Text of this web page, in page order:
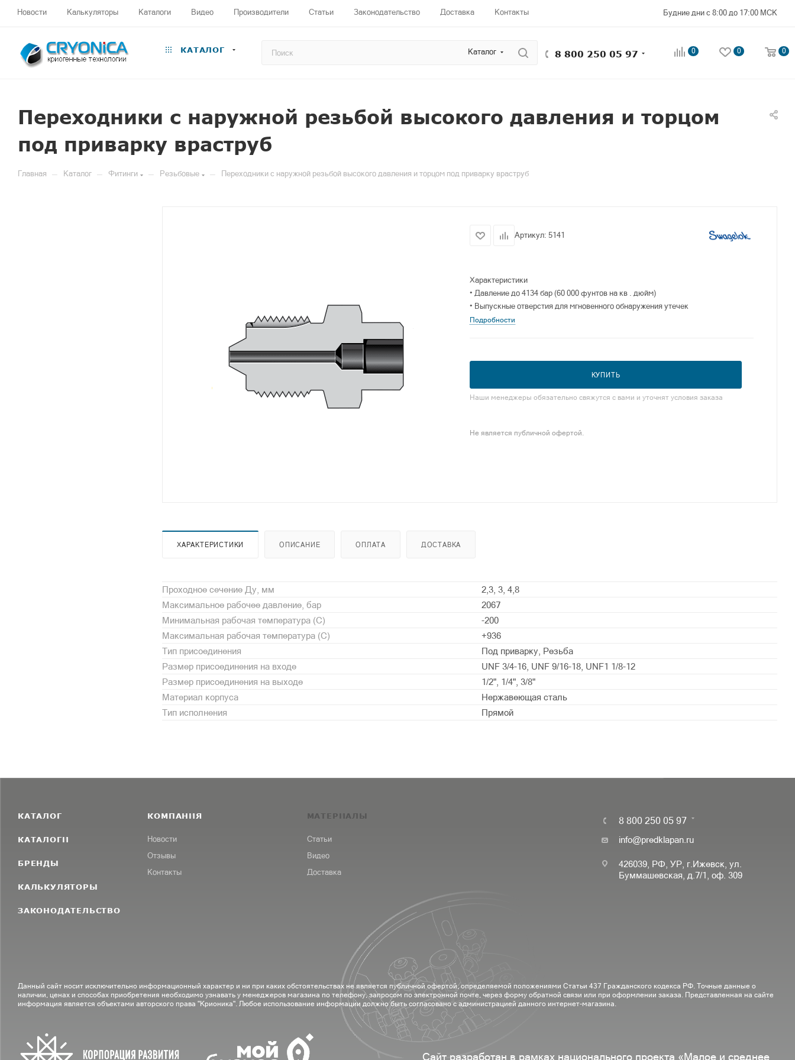
Новости Калькуляторы Каталоги Видео Производители Статьи Законодательство Доставка Контакты Будние дни с 8:00 до 17:00 МСК
КАТАЛОГ Каталог 8 800 250 05 97 0 0 0
Переходники с наружной резьбой высокого давления и торцом
под приварку враструб
Главная — Каталог — Фитинги — Резьбовые — Переходники с наружной резьбой высокого давления и торцом под приварку враструб
Артикул: 5141
Характеристики
• Давление до 4134 бар (60 000 фунтов на кв . дюйм)
• Выпускные отверстия для мгновенного обнаружения утечек
Подробности
КУПИТЬ
Наши менеджеры обязательно свяжутся с вами и уточнят условия заказа
Не является публичной офертой.
ХАРАКТЕРИСТИКИ ОПИСАНИЕ ОПЛАТА ДОСТАВКА
Проходное сечение Ду, мм
2,3, 3, 4,8
Максимальное рабочее давление, бар
2067
Минимальная рабочая температура (С)
-200
Максимальная рабочая температура (С)
+936
Тип присоединения
Под приварку, Резьба
Размер присоединения на входе
UNF 3/4-16, UNF 9/16-18, UNF1 1/8-12
Размер присоединения на выходе
1/2", 1/4", 3/8"
Материал корпуса
Нержавеющая сталь
Тип исполнения
Прямой
КАТАЛОГ
КАТАЛОГИ
БРЕНДЫ
КАЛЬКУЛЯТОРЫ
ЗАКОНОДАТЕЛЬСТВО
КОМПАНИЯ
Новости
Отзывы
Контакты
МАТЕРИАЛЫ
Статьи
Видео
Доставка
8 800 250 05 97
info@predklapan.ru
426039, РФ, УР, г.Ижевск, ул.
Буммашевская, д.7/1, оф. 309
Данный сайт носит исключительно информационный характер и ни при каких обстоятельствах не является публичной офертой, определяемой положениями Статьи 437 Гражданского кодекса РФ. Точные данные о
наличии, ценах и способах приобретения необходимо узнавать у менеджеров магазина по телефону, запросом по электронной почте, через форму обратной связи или при оформлении заказа. Представленная на сайте
информация является объектами авторского права "Крионика". Любое использование информации должно быть согласовано с администрацией данного интернет-магазина.
Сайт разработан в рамках национального проекта «Малое и среднее